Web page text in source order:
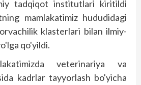
tadqiqot institutlari kiritildi
mamlakatimiz hududidagi
klasterlari bilan ilmiy-
qo'yildi.
veterinariya va
kadrlar tayyorlash bo'yicha